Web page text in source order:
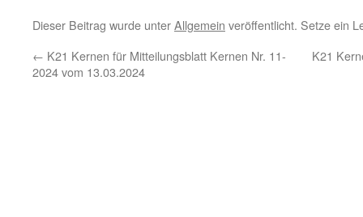
Dieser Beitrag wurde unterAllgemein veröffentlicht. Setze ein
← K21 Kernen für Mitteilungsblatt Kernen Nr. 11-
2024 vom 13.03.2024
K21